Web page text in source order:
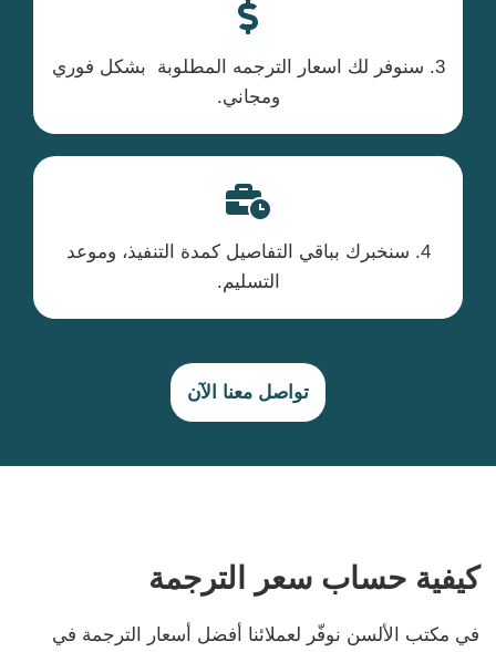
3. سنوفر لك اسعار الترجمه المطلوبة بشكل فوري
ومجاني.
4. سنخبرك بباقي التفاصيل كمدة التنفيذ، وموعد
التسليم.
تواصل معنا الآن
كيفية حساب سعر الترجمة
في مكتب الألسن نوفّر لعملائنا أفضل أسعار الترجمة في